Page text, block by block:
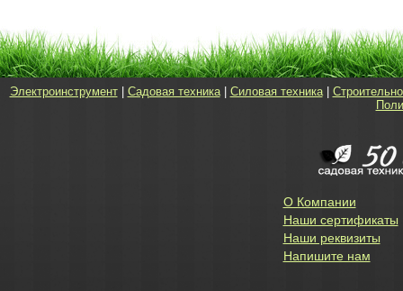
Электроинструмент| Садовая техника| Силовая техника|
О Компании
Наши сертификаты
Наши реквизиты
Напишите нам